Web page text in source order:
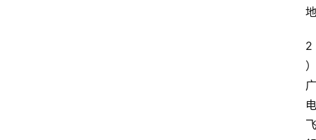
地
2
）
广
电
飞